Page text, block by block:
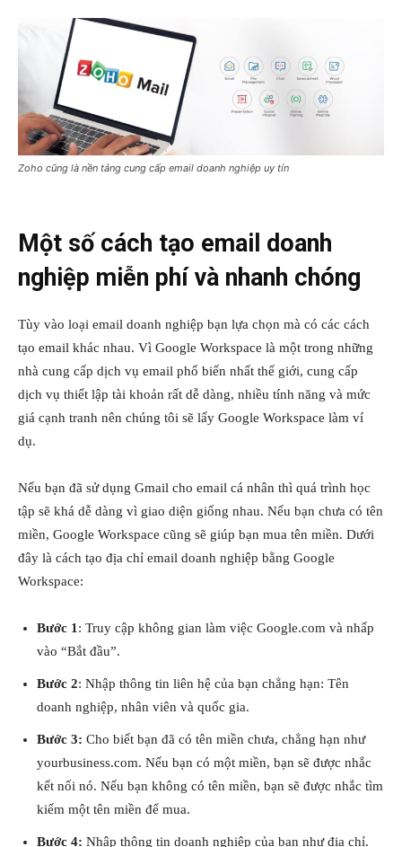
Zoho cũng là nền tảng cung cấp email doanh nghiệp uy tín
Một số cách tạo email doanh
nghiệp miễn phí và nhanh chóng
Tùy vào loại email doanh nghiệp bạn lựa chọn mà có các cách
tạo email khác nhau. Vì Google Workspace là một trong những
nhà cung cấp dịch vụ email phổ biến nhất thế giới, cung cấp
dịch vụ thiết lập tài khoản rất dễ dàng, nhiều tính năng và mức
giá cạnh tranh nên chúng tôi sẽ lấy Google Workspace làm ví
dụ.
Nếu bạn đã sử dụng Gmail cho email cá nhân thì quá trình học
tập sẽ khá dễ dàng vì giao diện giống nhau. Nếu bạn chưa có tên
miền, Google Workspace cũng sẽ giúp bạn mua tên miền. Dưới
đây là cách tạo địa chỉ email doanh nghiệp bằng Google
Workspace:
Bước 1 : Truy cập không gian làm việc Google.com và nhấp
vào “Bắt đầu”.
Bước 2: Nhập thông tin liên hệ của bạn chẳng hạn: Tên
doanh nghiệp, nhân viên và quốc gia.
Bước 3: Cho biết bạn đã có tên miền chưa, chẳng hạn như
yourbusiness.com. Nếu bạn có một miền, bạn sẽ được nhắc
kết nối nó. Nếu bạn không có tên miền, bạn sẽ được nhắc tìm
kiếm một tên miền để mua.
Bước 4: Nhập thông tin doanh nghiệp của bạn như địa chỉ.